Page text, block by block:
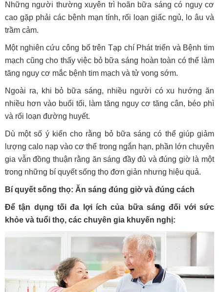
Những người thường xuyên trì hoãn bữa sáng có nguy cơ
cao gặp phải các bệnh mạn tính, rối loạn giấc ngủ, lo âu và
trầm cảm.
Một nghiên cứu công bố trên Tạp chí Phát triển và Bệnh tim
mạch cũng cho thấy việc bỏ bữa sáng hoàn toàn có thể làm
tăng nguy cơ mắc bệnh tim mạch và tử vong sớm.
Ngoài ra, khi bỏ bữa sáng, nhiều người có xu hướng ăn
nhiều hơn vào buổi tối, làm tăng nguy cơ tăng cân, béo phì
và rối loạn đường huyết.
Dù một số ý kiến cho rằng bỏ bữa sáng có thể giúp giảm
lượng calo nạp vào cơ thể trong ngắn hạn, phần lớn chuyên
gia vẫn đồng thuận rằng ăn sáng đầy đủ và đúng giờ là một
trong những bí quyết sống thọ đơn giản nhưng hiệu quả.
Bí quyết sống thọ: Ăn sáng đúng giờ và đúng cách
Để tận dụng tối đa lợi ích của bữa sáng đối với sức
khỏe và tuổi thọ, các chuyên gia khuyến nghị: